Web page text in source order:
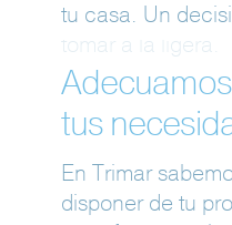
tu casa. Un
tomar a la ligera.
Ven a crear el
tus
En Trimar
disponer de tu